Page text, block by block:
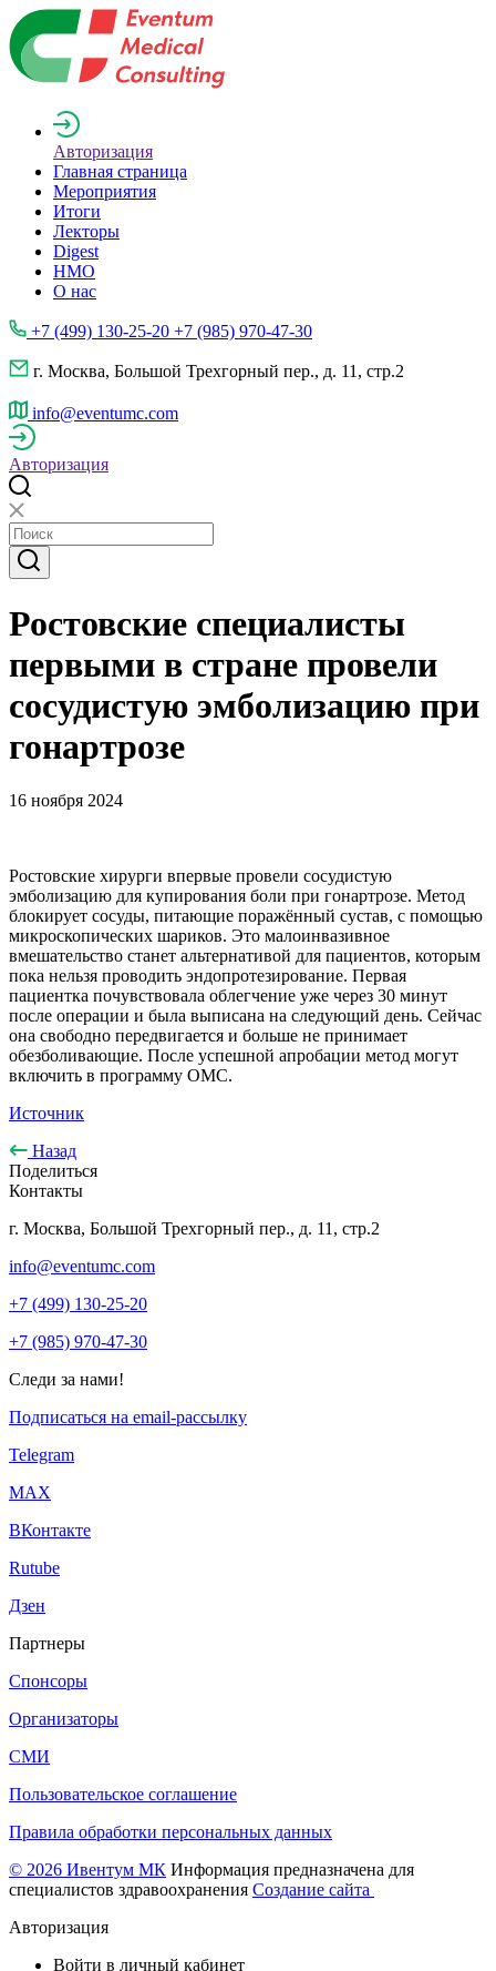
Авторизация
Главная страница
Мероприятия
Итоги
Лекторы
Digest
НМО
О нас
+7 (499) 130-25-20 +7 (985) 970-47-30
г. Москва, Большой Трехгорный пер., д. 11, стр.2
info@eventumc.com
Авторизация
Ростовские специалисты
первыми в стране провели
сосудистую эмболизацию при
гонартрозе
16 ноября 2024
Ростовские хирурги впервые провели сосудистую
эмболизацию для купирования боли при гонартрозе. Метод
блокирует сосуды, питающие поражённый сустав, с помощью
микроскопических шариков. Это малоинвазивное
вмешательство станет альтернативой для пациентов, которым
пока нельзя проводить эндопротезирование. Первая
пациентка почувствовала облегчение уже через 30 минут
после операции и была выписана на следующий день. Сейчас
она свободно передвигается и больше не принимает
обезболивающие. После успешной апробации метод могут
включить в программу ОМС.
Источник
Назад
Поделиться
Контакты
г. Москва, Большой Трехгорный пер., д. 11, стр.2
info@eventumc.com
+7 (499) 130-25-20
+7 (985) 970-47-30
Следи за нами!
Подписаться на email-рассылку
Telegram
МАХ
ВКонтакте
Rutube
Дзен
Партнеры
Спонсоры
Организаторы
СМИ
Пользовательское соглашение
Правила обработки персональных данных
© 2026 Ивентум МК Информация предназначена для
специалистов здравоохранения Создание сайта
Авторизация
Войти в личный кабинет